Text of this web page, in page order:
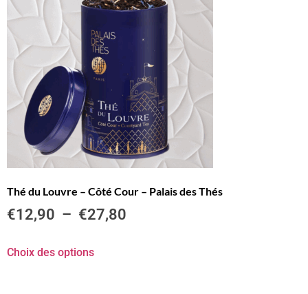
Thé du Louvre – Côté Cour – Palais des Thés
€12,90 – €27,80
Choix des options